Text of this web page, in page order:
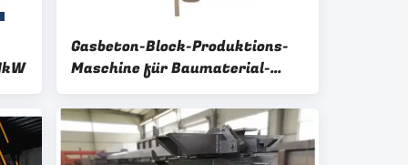
Gasbeton-Block-Produktions-
Maschine für Baumaterial-
machenden vertikalen Pulver-
Mischer für Aluminiumpulver